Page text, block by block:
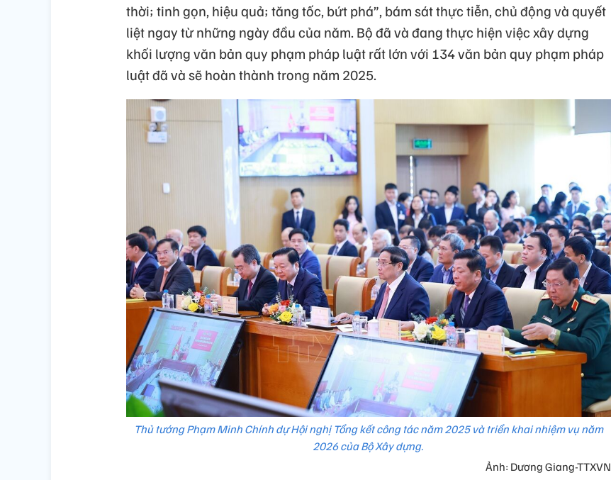
thời; tinh gọn, hiệu quả; tăng tốc, bứt phá”, bám sát thực tiễn, chủ động và quyết
liệt ngay từ những ngày đầu của năm. Bộ đã và đang thực hiện việc xây dựng
khối lượng văn bản quy phạm pháp luật rất lớn với 134 văn bản quy phạm pháp
luật đã và sẽ hoàn thành trong năm 2025.
Thủ tướng Phạm Minh Chính dự Hội nghị Tổng kết công tác năm 2025 và triển khai nhiệm vụ năm
2026 của Bộ Xây dựng.
Ảnh: Dương Giang-TTXVN